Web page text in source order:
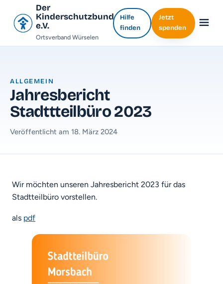
Der
Kinderschutzbund
e.V.
Ortsverband Würselen
Hilfe
finden
Jetzt
spenden
ALLGEMEIN
Jahresbericht
Stadttteilbüro 2023
Veröffentlicht am 18. März 2024
Wir möchten unseren Jahresbericht 2023 für das
Stadtteilbüro vorstellen.
als pdf